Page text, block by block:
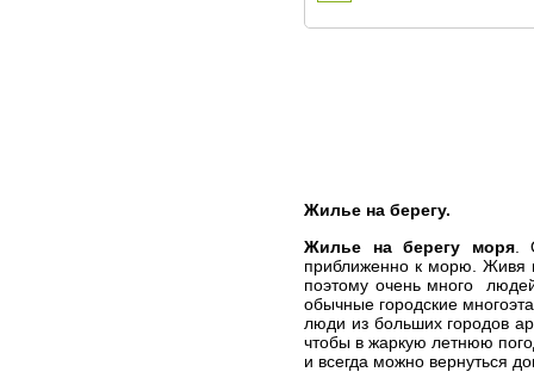
Жилье на берегу.
Жилье на берегу моря.
приближенно к морю. Живя
поэтому очень много
обычные городские
люди из больших городов
чтобы в жаркую летнюю
и всегда можно вернуться